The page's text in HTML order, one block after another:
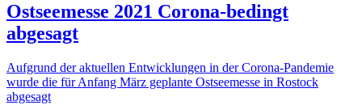
Ostseemesse 2021 Corona-bedingt
abgesagt
Aufgrund der aktuellen Entwicklungen in der Corona-Pandemie
wurde die für Anfang März geplante Ostseemesse in Rostock
abgesagt